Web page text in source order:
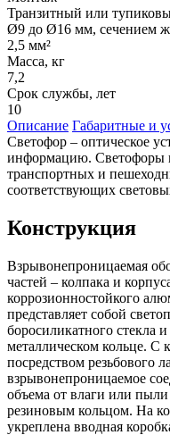
Транзитный или
Ø9 до Ø16 мм, сечением
2,5 мм²
Масса, кг
7,2
Срок службы, лет
10
Описание Габаритные и
Светофор – оптическое
информацию. Светофоры
транспортных и
соответствующих
Конструкция
Взрывонепроницаемая
частей – колпака и
коррозионностойкого
представляет собой
боросиликатного стекла
металлическом кольце. С
посредством резьбового
взрывонепроницаемое
объема от влаги или
резиновым кольцом. На
укреплена вводная